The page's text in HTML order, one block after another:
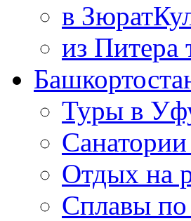
в
из Питера
Туры в
Отдых на
Cплавы